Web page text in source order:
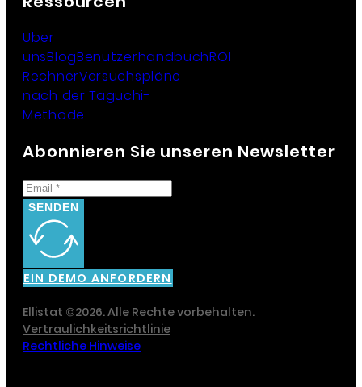
Über
unsBlogBenutzerhandbuchROI-
RechnerVersuchspläne
nach der Taguchi-
Methode
Abonnieren Sie unseren Newsletter
SENDEN
EIN DEMO ANFORDERN
Ellistat ©2026. Alle Rechte vorbehalten.
Vertraulichkeitsrichtlinie
Rechtliche Hinweise